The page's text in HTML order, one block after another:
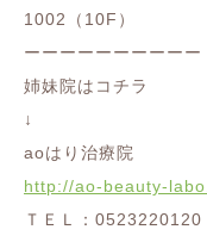
1002（10F）
ーーーーーーーーーー
姉妹院はコチラ
↓
aoはり治療院
http://ao-beauty-
ＴＥＬ：0523220120